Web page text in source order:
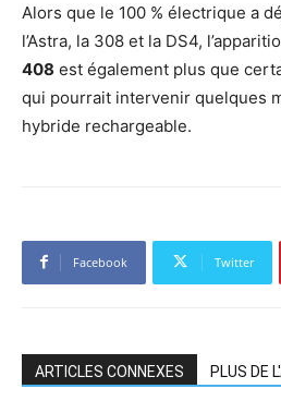
Alors que le 100 % électrique a
l’Astra, la 308 et la DS4,
408 est également plus que
qui pourrait intervenir quelques
hybride rechargeable.
Facebook Twitter
ARTICLES CONNEXES PLUS DE